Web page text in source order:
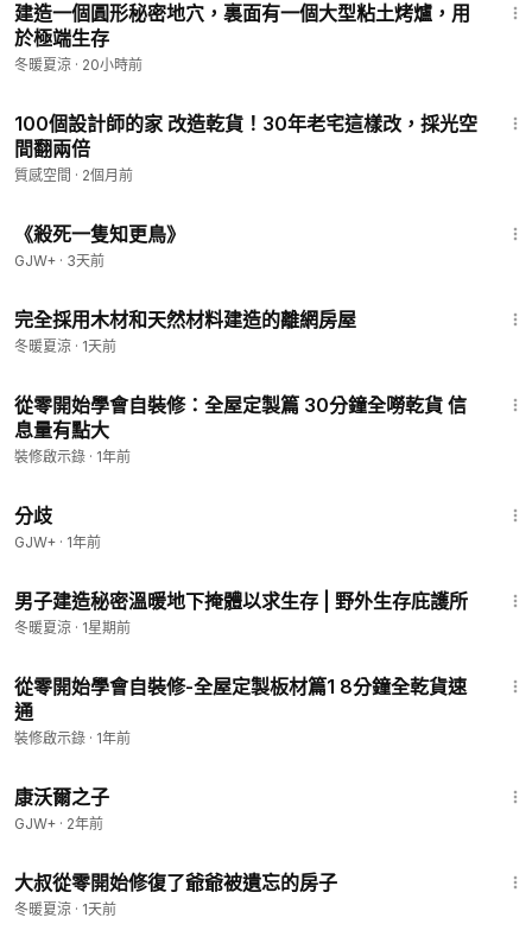
建造一個圓形秘密地穴，裏面有一個大型粘土烤爐，用
於極端生存
冬暖夏涼 · 20小時前
100個設計師的家 改造乾貨！30年老宅這樣改，採光空
間翻兩倍
質感空間 · 2個月前
《殺死一隻知更鳥》
GJW+ · 3天前
完全採用木材和天然材料建造的離網房屋
冬暖夏涼 · 1天前
從零開始學會自裝修：全屋定製篇 30分鐘全嘮乾貨 信
息量有點大
裝修啟示錄 · 1年前
分歧
GJW+ · 1年前
男子建造秘密溫暖地下掩體以求生存 | 野外生存庇護所
冬暖夏涼 · 1星期前
從零開始學會自裝修-全屋定製板材篇1 8分鐘全乾貨速
通
裝修啟示錄 · 1年前
康沃爾之子
GJW+ · 2年前
大叔從零開始修復了爺爺被遺忘的房子
冬暖夏涼 · 1天前